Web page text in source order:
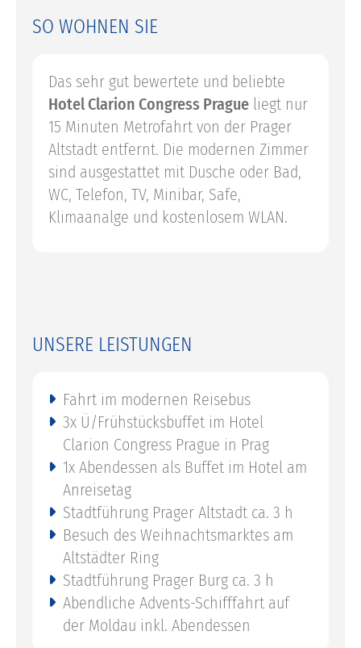
SO WOHNEN SIE
Das sehr gut bewertete und beliebte
Hotel Clarion Congress Prague liegt nur
15 Minuten Metrofahrt von der Prager
Altstadt entfernt. Die modernen Zimmer
sind ausgestattet mit Dusche oder Bad,
WC, Telefon, TV, Minibar, Safe,
Klimaanalge und kostenlosem WLAN.
UNSERE LEISTUNGEN
Fahrt im modernen Reisebus
3x Ü/Frühstücksbuffet im Hotel
Clarion Congress Prague in Prag
1x Abendessen als Buffet im Hotel am
Anreisetag
Stadtführung Prager Altstadt ca. 3 h
Besuch des Weihnachtsmarktes am
Altstädter Ring
Stadtführung Prager Burg ca. 3 h
Abendliche Advents-Schifffahrt auf
der Moldau inkl. Abendessen